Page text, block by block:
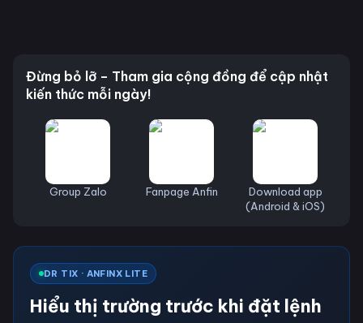
Đừng bỏ lỡ – Tham gia cộng đồng để cập nhật
kiến thức mỗi ngày!
Group Zalo Fanpage Anfin
Download app
(Android & iOS)
DR TIX · ANFINX LITE
Hiểu thị trường trước khi đặt lệnh